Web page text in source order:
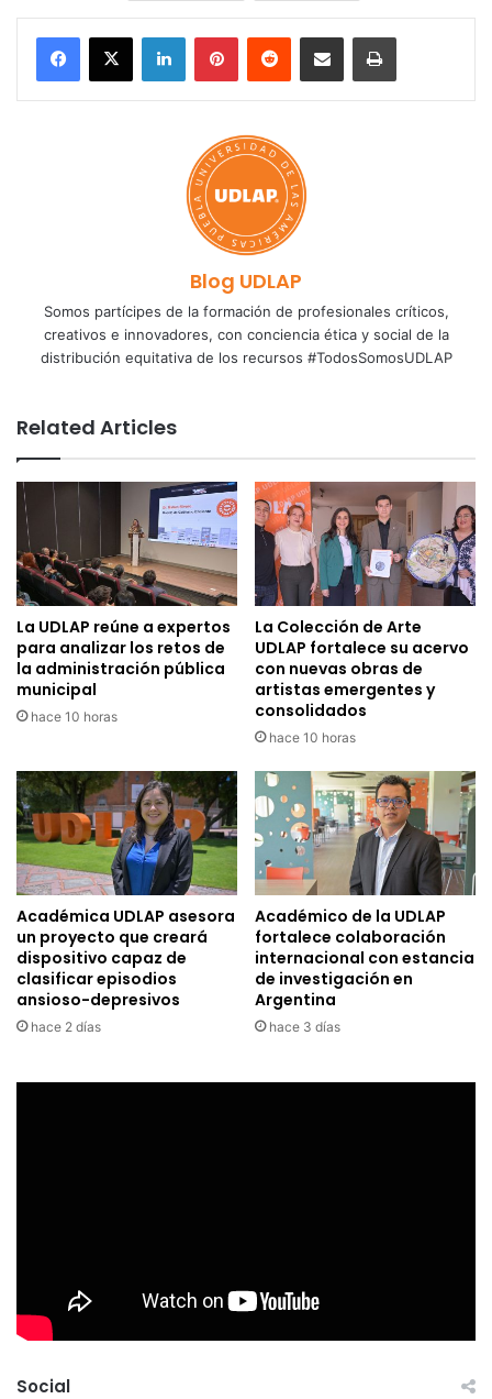
LinkedInPinterestReddit Share via Email Print
Blog UDLAP
Somos partícipes de la formación de profesionales críticos,
creativos e innovadores, con conciencia ética y social de la
distribución equitativa de los recursos #TodosSomosUDLAP
Related Articles
La UDLAP reúne a expertos
para analizar los retos de
la administración pública
municipal
hace 10 horas
La Colección de Arte
UDLAP fortalece su acervo
con nuevas obras de
artistas emergentes y
consolidados
hace 10 horas
Académica UDLAP asesora
un proyecto que creará
dispositivo capaz de
clasificar episodios
ansioso-depresivos
hace 2 días
Académico de la UDLAP
fortalece colaboración
internacional con estancia
de investigación en
Argentina
hace 3 días
Social